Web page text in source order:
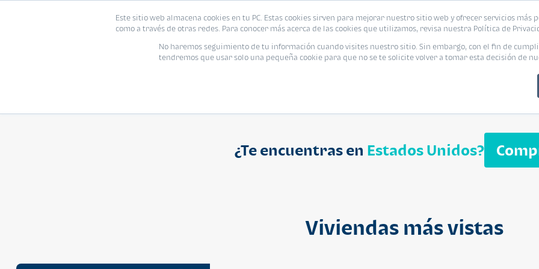
Este sitio web almacena cookies en tu PC. Estas cookies sirven para mejorar nuestro sitio web y ofrecer servicios más
como a través de otras redes. Para conocer más acerca de las cookies que utilizamos, revisa nuestra Política de
No haremos seguimiento de tu información cuando visites nuestro sitio. Sin embargo, con el fin de
tendremos que usar solo una pequeña cookie para que no se te solicite volver a tomar esta decisión de
Proyecto Modelo Inmobiliaria
¿Te encuentras en Estados Unidos?
Viviendas más vistasSegheria
Viviendas Eventos Promociones Blog